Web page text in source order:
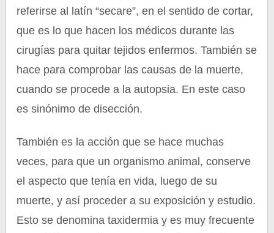
referirse al latín “secare”, en el sentido de cortar,
que es lo que hacen los médicos durante las
cirugías para quitar tejidos enfermos. También se
hace para comprobar las causas de la muerte,
cuando se procede a la autopsia. En este caso
es sinónimo de disección.
También es la acción que se hace muchas
veces, para que un organismo animal, conserve
el aspecto que tenía en vida, luego de su
muerte, y así proceder a su exposición y estudio.
Esto se denomina taxidermia y es muy frecuente